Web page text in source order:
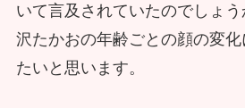
いて言及されていたのでしょ
沢たかおの年齢ごとの顔の変
たいと思います。